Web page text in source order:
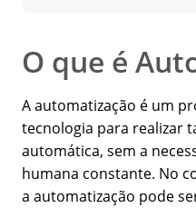
O que é
A automatização é um
tecnologia para realizar
automática, sem a
humana constante. No
a automatização pode